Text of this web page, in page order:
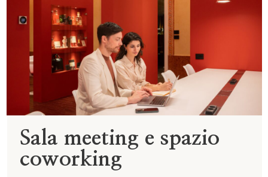
Sala meeting e spazio
coworking